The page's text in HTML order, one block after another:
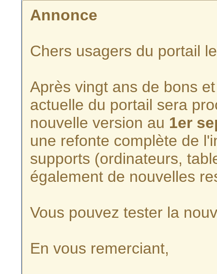
Annonce
Chers usagers du portail
Après vingt ans de bons
actuelle du portail sera
nouvelle version au 1er
une refonte complète de
supports (ordinateurs,
également de nouvelles
Vous pouvez tester la
En vous remerciant,